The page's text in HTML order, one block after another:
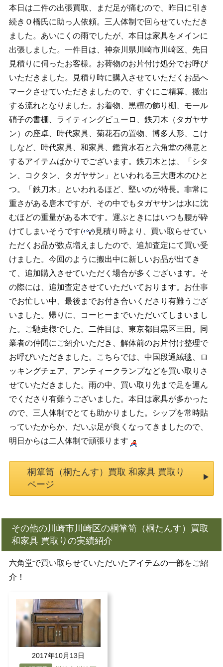
本日は二件の出張買取、まだ足が痛むので、昨日に引き
続きＯ橋氏に助っ人依頼。三人体制で回らせていただき
ました。あいにくの雨でしたが、本日は家具をメインに
出張しました。一件目は、神奈川県川崎市川崎区、先日
見積りに伺ったお客様。お荷物のお片付け処分でお呼び
いただきました。見積り時に購入させていただくお品へ
マークさせていただきましたので、すぐにご精算、搬出
する流れとなりました。お着物、黒檀の飾り棚、モール
硝子の書棚、ライティングビューロ、鉄刀木（タガヤサ
ン）の座卓、時代家具、菊花石の置物、博多人形、こけ
しなど、時代家具、和家具、鑑賞水石と六角堂の得意と
するアイテムばかりでございます。鉄刀木とは、「シタ
ン、コクタン、タガヤサン」といわれる三大唐木のひと
つ。「鉄刀木」といわれるほど、堅いのが特長。非常に
重さがある唐木ですが、その中でもタガヤサンは水に沈
むほどの重量がある木です。運ぶときにはいつも腰が砕
けてしまいそうです
見積り時より、買い取らせてい
ただくお品が数点増えましたので、追加査定にて買い受
けました。今回のように搬出中に新しいお品が出てき
て、追加購入させていただく場合が多くございます。そ
の際には、追加査定させていただいております。お仕事
でお忙しい中、最後までお付き合いくださり有難うござ
いました。帰りに、コーヒーまでいただいてしまいまし
た。ご馳走様でした。二件目は、東京都目黒区三田。同
業者の仲間にご紹介いただき、解体前のお片付け整理で
お呼びいただきました。こちらでは、中国段通絨毯、ロ
ッキングチェア、アンティークランプなどを買い取りさ
せていただきました。雨の中、買い取り先まで足を運ん
でくださり有難うございました。本日は家具が多かった
ので、三人体制でとても助かりました。シップを常時貼
っていたからか、だいぶ足が良くなってきましたので、
明日からは二人体制で頑張ります
桐箪笥（桐たんす）買取 和家具 買取り
ページ
その他の川崎市川崎区の桐箪笥（桐たんす）買取
和家具 買取りの実績紹介
六角堂で買い取らせていただいたアイテムの一部をご紹
介！
2017年10月13日